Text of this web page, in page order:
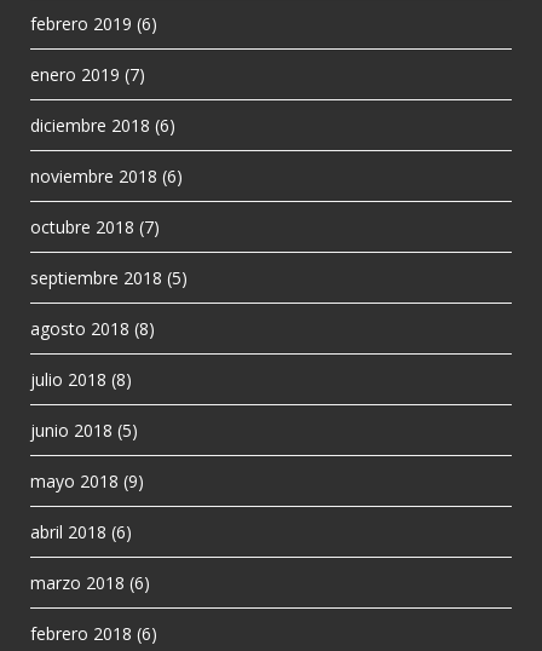
febrero 2019 (6)
enero 2019 (7)
diciembre 2018 (6)
noviembre 2018 (6)
octubre 2018 (7)
septiembre 2018 (5)
agosto 2018 (8)
julio 2018 (8)
junio 2018 (5)
mayo 2018 (9)
abril 2018 (6)
marzo 2018 (6)
febrero 2018 (6)